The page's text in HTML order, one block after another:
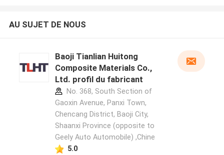
AU SUJET DE NOUS
Baoji Tianlian Huitong
Composite Materials Co.,
Ltd. profil du fabricant
No. 368, South Section of
Gaoxin Avenue, Panxi Town,
Chencang District, Baoji City,
Shaanxi Province (opposite to
Geely Auto Automobile) ,Chine
5.0